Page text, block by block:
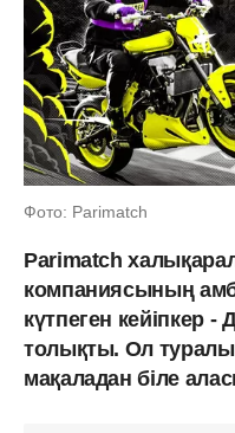
Фото: Parimatch
Parimatch
компаниясының
күтпеген кейіпкер -
толықты. Ол
мақаладан біле